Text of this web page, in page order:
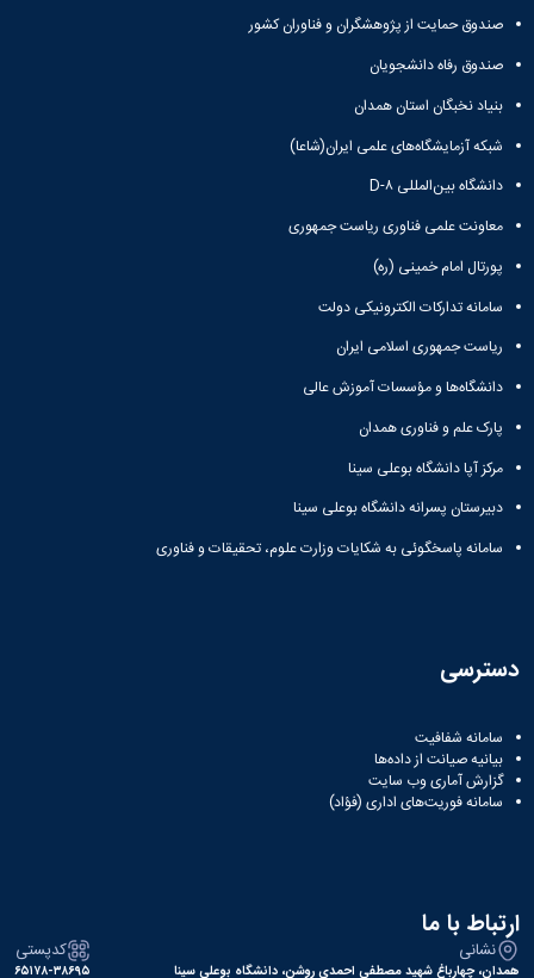
صندوق حمایت از پژوهشگران و فناوران کشور
صندوق رفاه دانشجویان
بنیاد نخبگان استان همدان
شبکه آزمایشگاه‌های علمی ایران(شاعا)
دانشگاه بین‌المللی D-۸
معاونت علمی فناوری ریاست جمهوری
پورتال امام خمینی (ره)
سامانه تدارکات الکترونیکی دولت
ریاست جمهوری اسلامی ایران
دانشگاه‌ها و مؤسسات آموزش عالی
پارک علم و فناوری همدان
مرکز آپا دانشگاه بوعلی سینا
دبیرستان پسرانه دانشگاه بوعلی سینا
سامانه پاسخگوئی به شکایات وزارت علوم، تحقیقات و فناوری
دسترسی
سامانه شفافیت
بیانیه صیانت از داده‌ها
گزارش آماری وب‌ سایت
سامانه فوریت‌های اداری (فؤاد)
ارتباط با ما
نشانی
همدان، چهارباغ شهید مصطفی احمدی روشن، دانشگاه بوعلی سینا
کدپستی
۶۵۱۷۸-۳۸۶۹۵